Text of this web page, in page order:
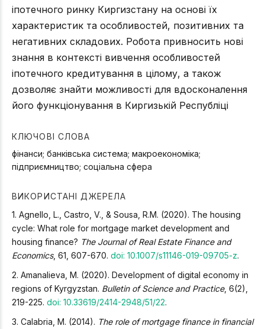
іпотечного ринку Киргизстану на основі їх
характеристик та особливостей, позитивних та
негативних складових. Робота привносить нові
знання в контексті вивчення особливостей
іпотечного кредитування в цілому, а також
дозволяє знайти можливості для вдосконалення
його функціонування в Киргизькій Республіці
КЛЮЧОВІ СЛОВА
фінанси; банківська система; макроекономіка;
підприємництво; соціальна сфера
ВИКОРИСТАНІ ДЖЕРЕЛА
1. Agnello, L., Castro, V., & Sousa, R.M. (2020). The housing
cycle: What role for mortgage market development and
housing finance? The Journal of Real Estate Finance and
Economics, 61, 607-670. doi: 10.1007/s11146-019-09705-z.
2. Amanalieva, M. (2020). Development of digital economy in
regions of Kyrgyzstan. Bulletin of Science and Practice, 6(2),
219-225. doi: 10.33619/2414-2948/51/22.
3. Calabria, M. (2014). The role of mortgage finance in financial